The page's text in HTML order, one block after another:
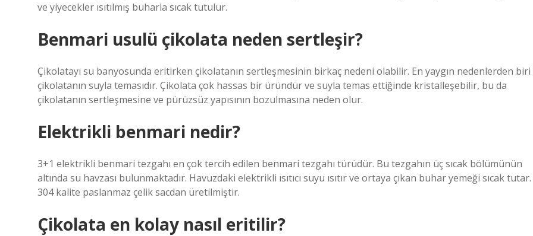
ve yiyecekler ısıtılmış buharla sıcak tutulur.
Benmari usulü çikolata neden sertleşir?
Çikolatayı su banyosunda eritirken çikolatanın sertleşmesinin birkaç nedeni olabilir. En yaygın nedenlerden biri
çikolatanın suyla temasıdır. Çikolata çok hassas bir üründür ve suyla temas ettiğinde kristalleşebilir, bu da
çikolatanın sertleşmesine ve pürüzsüz yapısının bozulmasına neden olur.
Elektrikli benmari nedir?
3+1 elektrikli benmari tezgahı en çok tercih edilen benmari tezgahı türüdür. Bu tezgahın üç sıcak bölümünün
altında su havzası bulunmaktadır. Havuzdaki elektrikli ısıtıcı suyu ısıtır ve ortaya çıkan buhar yemeği sıcak tutar.
304 kalite paslanmaz çelik sacdan üretilmiştir.
Çikolata en kolay nasıl eritilir?